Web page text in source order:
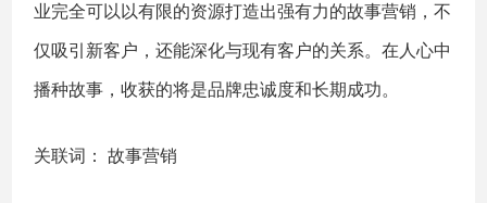
业完全可以以有限的资源打造出强有力的故事营销，不
仅吸引新客户，还能深化与现有客户的关系。在人心中
播种故事，收获的将是品牌忠诚度和长期成功。
关联词： 故事营销